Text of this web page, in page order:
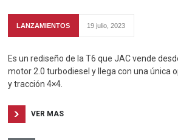
LANZAMIENTOS 19 julio, 2023
Es un rediseño de la T6 que JAC vende
motor 2.0 turbodiesel y llega con una única
y tracción 4×4.
VER MAS